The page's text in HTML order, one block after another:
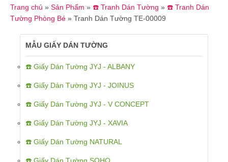
Trang chủ » Sản Phẩm » ☎️ Tranh Dán Tường » ☎️ Tranh Dán
Tường Phòng Bé » Tranh Dán Tường TE-00009
MẪU GIẤY DÁN TƯỜNG
☎️ Giấy Dán Tường JYJ - ALBANY
☎️ Giấy Dán Tường JYJ - JOINUS
☎️ Giấy Dán Tường JYJ - V CONCEPT
☎️ Giấy Dán Tường JYJ - XAVIA
☎️ Giấy Dán Tường NATURAL